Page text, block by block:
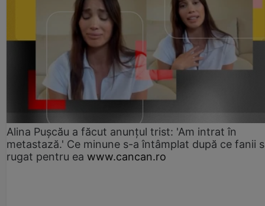
Alina Pușcău a făcut anunțul trist: 'Am intrat în
metastază.' Ce minune s-a întâmplat după ce fanii
rugat pentru ea www.cancan.ro